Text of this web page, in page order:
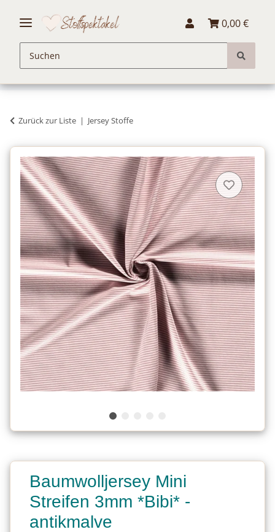
0,00 €
Zurück zur Liste Jersey Stoffe
Baumwolljersey Mini
Streifen 3mm *Bibi* -
antikmalve